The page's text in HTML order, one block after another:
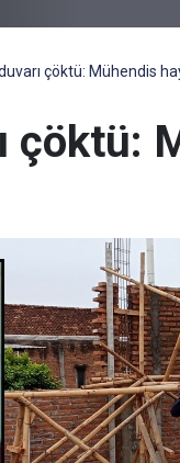
çöktü: Mühendis
çöktü: